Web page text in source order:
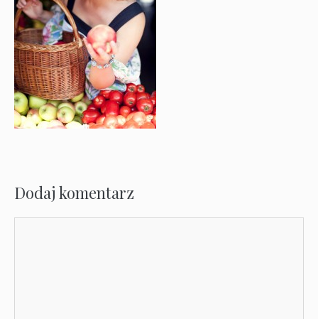
Dodaj komentarz